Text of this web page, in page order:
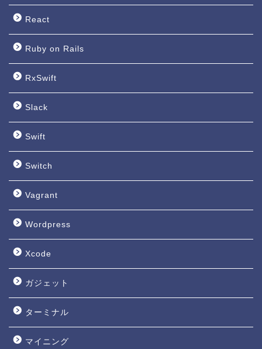
React
Ruby on Rails
RxSwift
Slack
Swift
Switch
Vagrant
Wordpress
Xcode
ガジェット
ターミナル
マイニング